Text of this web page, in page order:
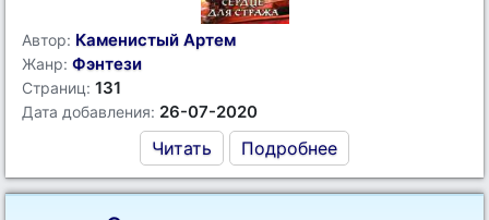
Автор: Каменистый Артем
Жанр: Фэнтези
Страниц: 131
Дата добавления: 26-07-2020
Читать Подробнее